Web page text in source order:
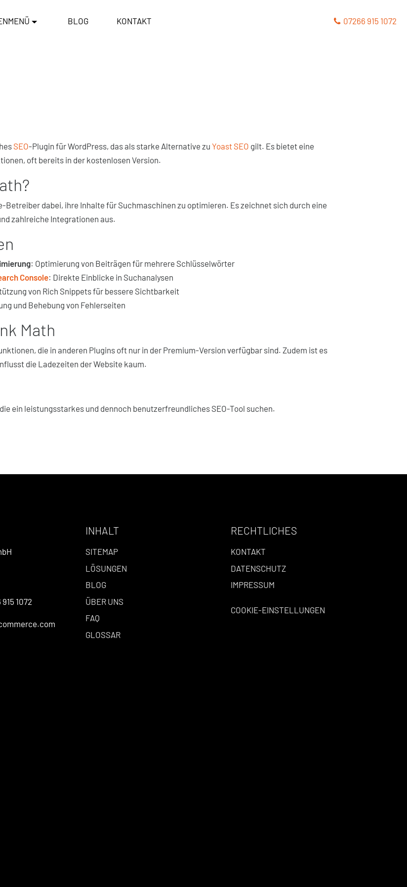
07266 915 1072
BLOG KONTAKT
SEO-Plugin für WordPress, das als starke Alternative zu Yoast SEO gilt. Es bietet eine
oft bereits in der kostenlosen Version.
Betreiber dabei, ihre Inhalte für Suchmaschinen zu optimieren. Es zeichnet sich durch eine
zahlreiche Integrationen aus.
: Optimierung von Beiträgen für mehrere Schlüsselwörter
Console: Direkte Einblicke in Suchanalysen
von Rich Snippets für bessere Sichtbarkeit
und Behebung von Fehlerseiten
Math
die in anderen Plugins oft nur in der Premium-Version verfügbar sind. Zudem ist es
die Ladezeiten der Website kaum.
ein leistungsstarkes und dennoch benutzerfreundliches SEO-Tool suchen.
1072
INHALT
SITEMAP
LÖSUNGEN
BLOG
ÜBER UNS
FAQ
GLOSSAR
RECHTLICHES
KONTAKT
DATENSCHUTZ
IMPRESSUM
COOKIE-EINSTELLUNGEN